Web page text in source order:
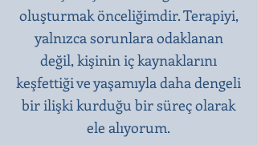
oluşturmak önceliğimdir. Terapiyi,
yalnızca sorunlara odaklanan
değil, kişinin iç kaynaklarını
keşfettiği ve yaşamıyla daha dengeli
bir ilişki kurduğu bir süreç olarak
ele alıyorum.